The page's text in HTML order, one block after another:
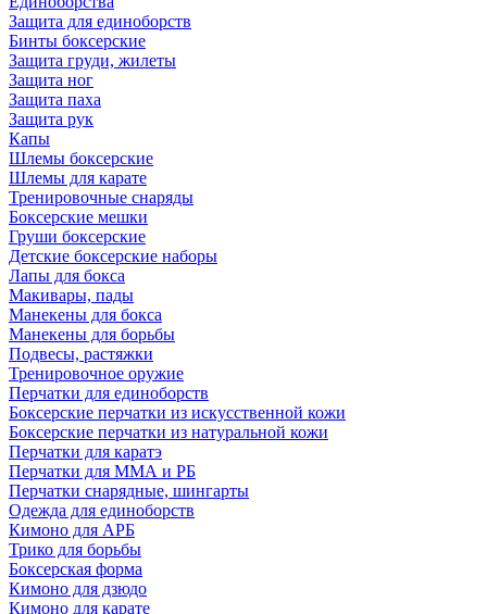
Защита для единоборств
Бинты боксерские
Защита груди, жилеты
Защита ног
Защита паха
Защита рук
Капы
Шлемы боксерские
Шлемы для карате
Тренировочные снаряды
Боксерские мешки
Груши боксерские
Детские боксерские наборы
Лапы для бокса
Макивары, пады
Манекены для бокса
Манекены для борьбы
Подвесы, растяжки
Тренировочное оружие
Перчатки для единоборств
Боксерские перчатки из искусственной кожи
Боксерские перчатки из натуральной кожи
Перчатки для каратэ
Перчатки для ММА и РБ
Перчатки снарядные, шингарты
Одежда для единоборств
Кимоно для АРБ
Трико для борьбы
Боксерская форма
Кимоно для дзюдо
Кимоно для карате